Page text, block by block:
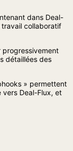
dans Deal-
travail collaboratif
progressivement
détaillées des
» permettent
vers Deal-Flux, et